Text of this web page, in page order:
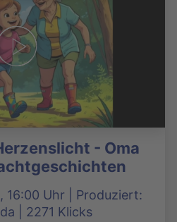
- Oma
16:00 Uhr | Produziert:
| 2271 Klicks